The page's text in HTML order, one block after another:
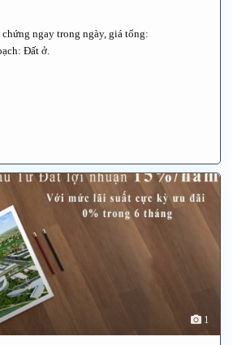
ngay trong ngày, giá tổng:
Đất ở.
1